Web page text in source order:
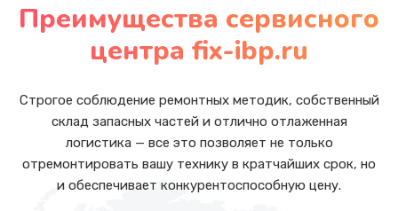
Преимущества сервисного
центра fix-ibp.ru
Строгое соблюдение ремонтных методик, собственный
склад запасных частей и отлично отлаженная
логистика — все это позволяет не только
отремонтировать вашу технику в кратчайших срок, но
и обеспечивает конкурентоспособную цену.